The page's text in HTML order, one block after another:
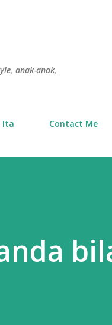
anak-anak,
Ita Contact Me